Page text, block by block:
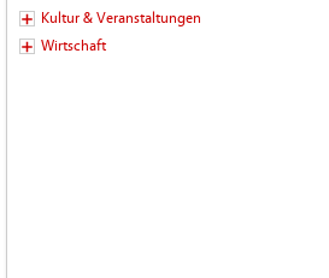
Kultur & Veranstaltungen
Wirtschaft